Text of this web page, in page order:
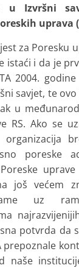
u Izvršni
uprava
za Poresku
istaći i da je
2004.
savjet, te
u
RS. Ako se
organizacija
poreske
još većem
uz
potvrda da
prepoznale
naše